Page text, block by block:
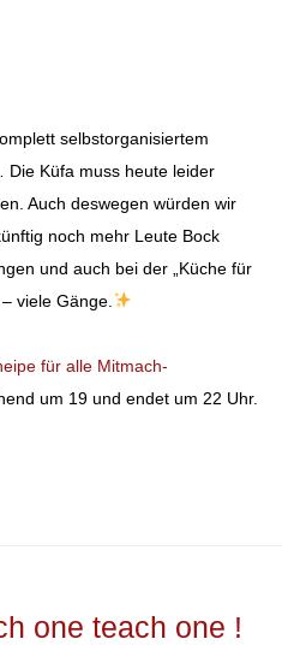
selbstorganisiertem
Küfa muss heute leider
Auch deswegen würden wir
noch mehr Leute Bock
und auch bei der „Küche für
viele Gänge.
für alle Mitmach-
um 19 und endet um 22 Uhr.
one teach one !